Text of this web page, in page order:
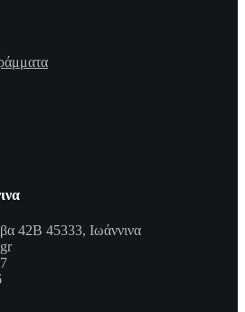
42Β 45333, Ιωάννινα